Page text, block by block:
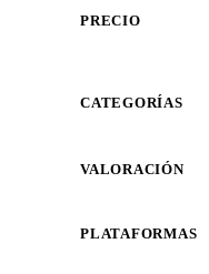
PRECIO
CATEGORÍAS
VALORACIÓN
PLATAFORMAS